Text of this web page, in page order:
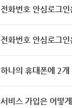
전화번호 안심로그
전화번호 안심로그
하나의 휴대폰에 2
서비스 가입은 어떻